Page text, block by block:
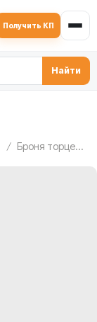
Получить КП
Найти
Броня торцевых стенок MEKA MB 1.0 ATW, 1013298